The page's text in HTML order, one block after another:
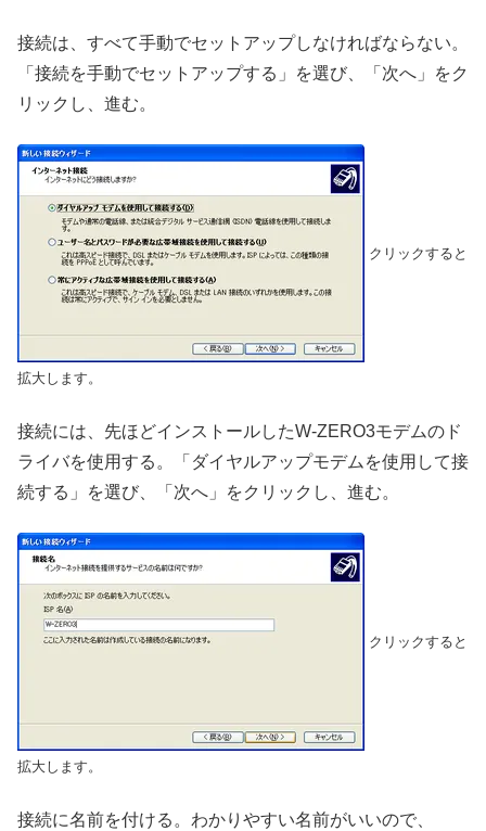
接続は、すべて手動でセットアップしなければならない。
「接続を手動でセットアップする」を選び、「次へ」をク
リックし、進む。
クリックすると
拡大します。
接続には、先ほどインストールしたW-ZERO3モデムのド
ライバを使用する。「ダイヤルアップモデムを使用して接
続する」を選び、「次へ」をクリックし、進む。
クリックすると
拡大します。
接続に名前を付ける。わかりやすい名前がいいので、